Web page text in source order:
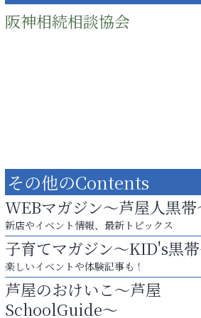
阪神相続相談協会
まずは話してみませんか？
「相続」無料相談会カフェ
アクイール芦屋店
その他のContents
WEBマガジン～芦屋人黒帯
新店やイベント情報、最新トピックス
子育てマガジン～KID's黒
楽しいイベントや体験記事も！
芦屋のおけいこ～芦屋
SchoolGuide～